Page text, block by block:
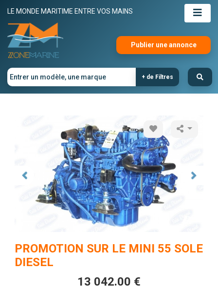
LE MONDE MARITIME ENTRE VOS MAINS
Publier une annonce
+ de Filtres
PROMOTION SUR LE MINI 55 SOLE
DIESEL
13 042.00 €